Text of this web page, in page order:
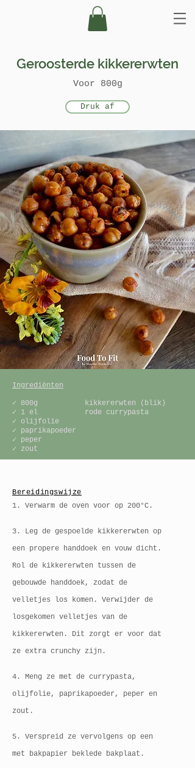
Geroosterde kikkererwten
Voor 800g​
Druk af
Ingrediënten
✓ 800g kikkererwten (blik)
✓ 1 el rode currypasta
✓ olijfolie
✓ paprikapoeder
✓ peper
✓ zout
Bereidingswijze
1. Verwarm de oven voor op 200°C.
3. Leg de gespoelde kikkererwten op
een propere handdoek en vouw dicht.
Rol de kikkererwten tussen de
gebouwde handdoek, zodat de
velletjes los komen. Verwijder de
losgekomen velletjes van de
kikkererwten. Dit zorgt er voor dat
ze extra crunchy zijn.
4. Meng ze met de currypasta,
olijfolie, paprikapoeder, peper en
zout.
5. Verspreid ze vervolgens op een
met bakpapier beklede bakplaat.